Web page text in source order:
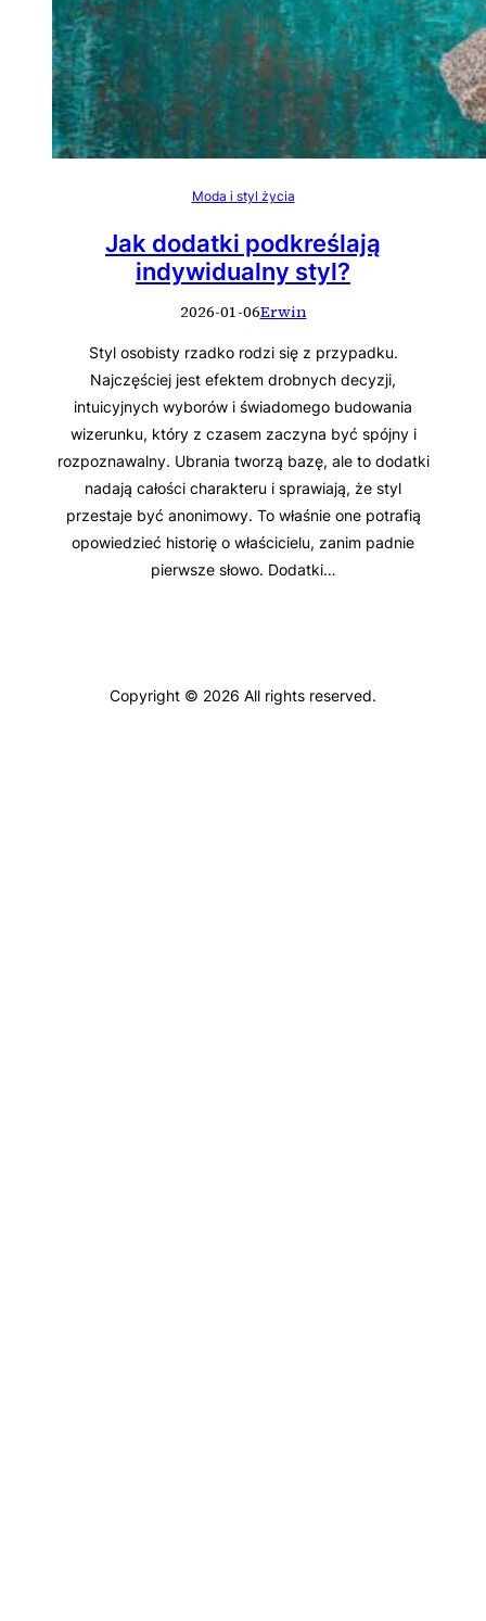
Moda i styl życia
Jak dodatki podkreślają
indywidualny styl?
2026-01-06Erwin
Styl osobisty rzadko rodzi się z przypadku.
Najczęściej jest efektem drobnych decyzji,
intuicyjnych wyborów i świadomego budowania
wizerunku, który z czasem zaczyna być spójny i
rozpoznawalny. Ubrania tworzą bazę, ale to dodatki
nadają całości charakteru i sprawiają, że styl
przestaje być anonimowy. To właśnie one potrafią
opowiedzieć historię o właścicielu, zanim padnie
pierwsze słowo. Dodatki…
Copyright © 2026 All rights reserved.